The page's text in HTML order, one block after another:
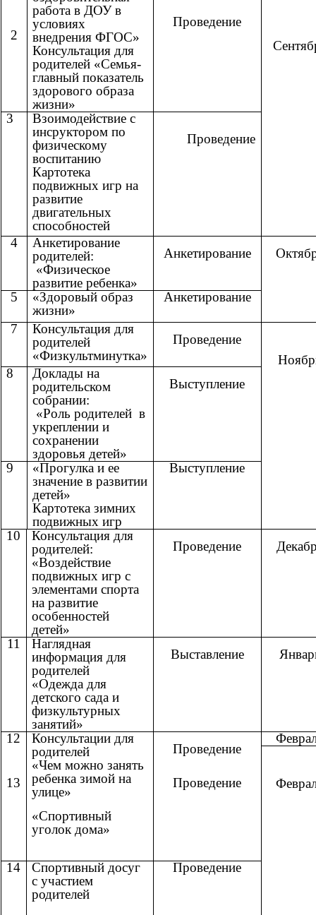
2
работа в ДОУ в
условиях
внедрения ФГОС»
Консультация для
родителей «Семья-
главный показатель
здорового образа
жизни»
Проведение
3
Взоимодействие с
инсруктором по
физическому
воспитанию
Картотека
подвижных игр на
развитие
двигательных
способностей
Проведение
4
Анкетирование
родителей:
«Физическое
развитие ребенка»
Анкетирование
5
«Здоровый образ
жизни»
Анкетирование
7
Консультация для
родителей
«Физкультминутка»
Проведение
8
Доклады на
родительском
собрании:
«Роль родителей в
укреплении и
сохранении
здоровья детей»
Выступление
9
«Прогулка и ее
значение в развитии
детей»
Картотека зимних
подвижных игр
Выступление
10
Консультация для
родителей:
«Воздействие
подвижных игр с
элементами спорта
на развитие
особенностей
детей»
Проведение
11
Наглядная
информация для
родителей
«Одежда для
детского сада и
физкультурных
занятий»
Выставление
12
13
Консультации для
родителей
«Чем можно занять
ребенка зимой на
улице»
«Спортивный
уголок дома»
Проведение
Проведение
14
Спортивный досуг
с участием
родителей
Проведение